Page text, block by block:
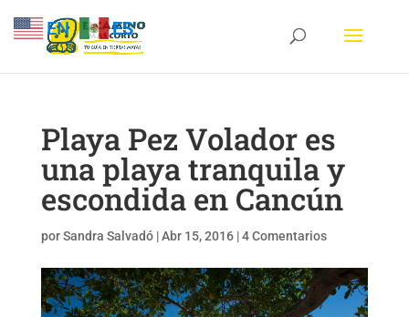
Playa Pez Volador es
una playa tranquila y
escondida en Cancún
porSandra Salvadó|Abr 15, 2016|4 Comentarios
EN ES